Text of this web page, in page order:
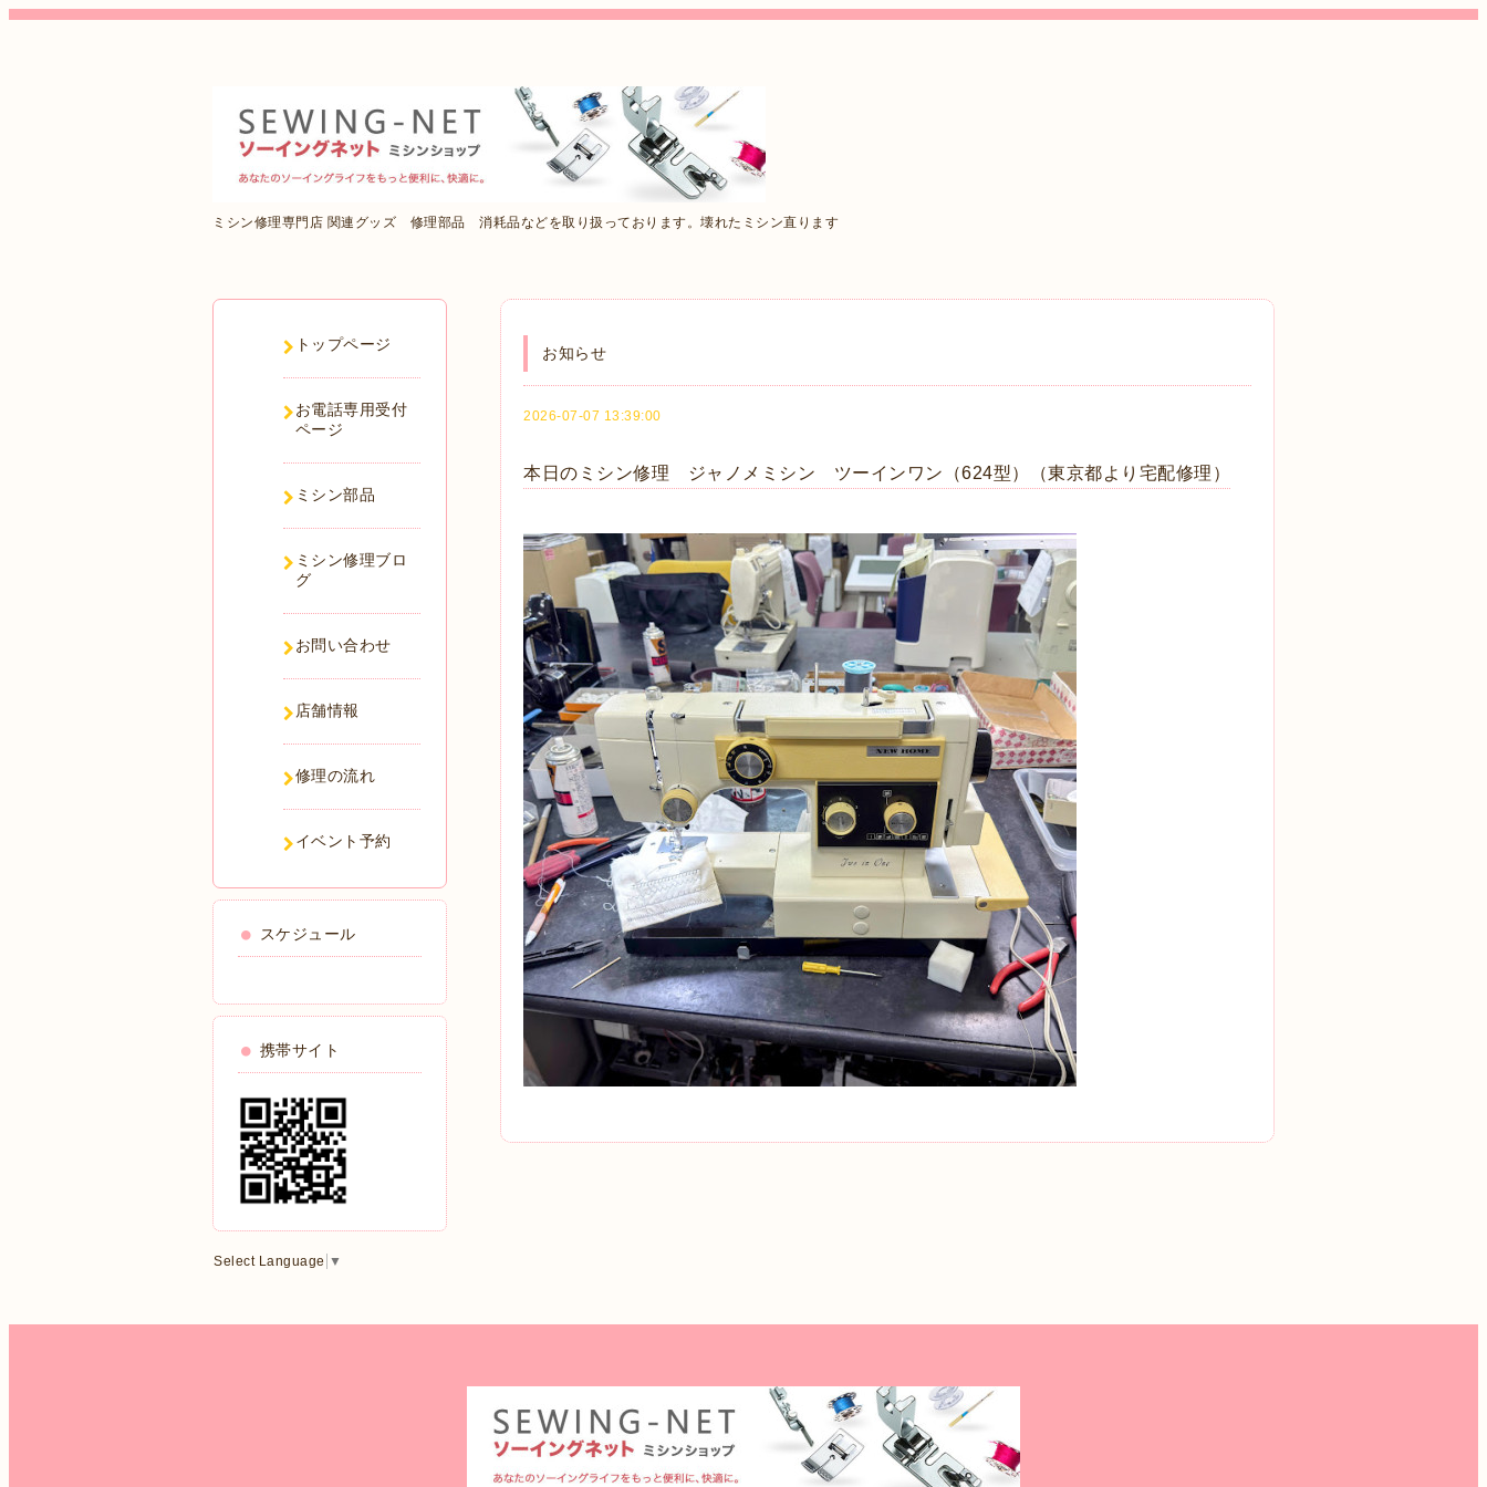
ミシン修理専門店 関連グッズ 修理部品 消耗品などを取り扱っております。壊れたミシン直ります
お知らせ
2026-07-07 13:39:00
本日のミシン修理 ジャノメミシン ツーインワン（624型）（東京都より宅配修理）
トップページ
お電話専用受付
ページ
ミシン部品
ミシン修理ブロ
グ
お問い合わせ
店舗情報
修理の流れ
イベント予約
スケジュール
携帯サイト
Select Language ▼